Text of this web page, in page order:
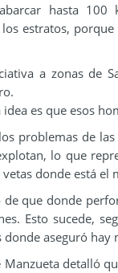
hasta 100
estratos,
a zonas de
es que esos
problemas de
lo que
donde está el
que donde
Esto sucede,
aseguró hay
Manzueta detalló